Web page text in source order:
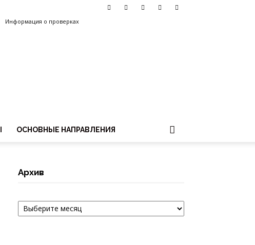
Информация о проверках
ОСНОВНЫЕ НАПРАВЛЕНИЯ
Архив
Архив